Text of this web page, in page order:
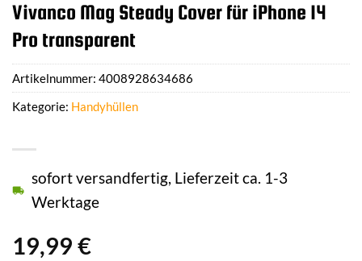
Vivanco Mag Steady Cover für iPhone 14
Pro transparent
19,99 €
sofort versandfertig, Lieferzeit ca. 1-3
Werktage
Artikelnummer: 4008928634686
Kategorie: Handyhüllen